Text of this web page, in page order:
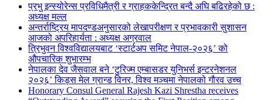
प्रभु इन्स्योरेन्स प्रविधिमैत्री र ग्राहककेन्द्रित बन्दै अघि बढिरहेको छ :
अध्यक्ष मल्ल
अन्तर्राष्ट्रिय मापदण्डअनुसारको लेखापरीक्षण र प्रभावकारी सुशासन
आजको अपरिहार्यता : अध्यक्ष अग्रवाल
त्रिभुवन विश्वविद्यालयबाट ‘स्टार्टअप समिट नेपाल-२०२६’ को
औपचारिक शुभारम्भ
नेपालका देव जैसवाल बने ‘टुरिज्म एम्बासडर युनिभर्स इन्टरनेशनल
२०२६’ किड्स मेल ग्रान्ड विनर, विश्व मञ्चमा नेपालको गौरव उच्च
Honorary Consul General Rajesh Kazi Shrestha receives